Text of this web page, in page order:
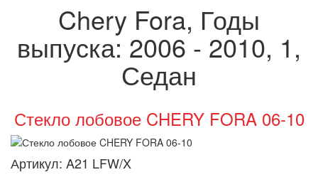
Chery Fora, Годы
выпуска: 2006 - 2010, 1,
Седан
Стекло лобовое CHERY FORA 06-10
Артикул: A21 LFW/X